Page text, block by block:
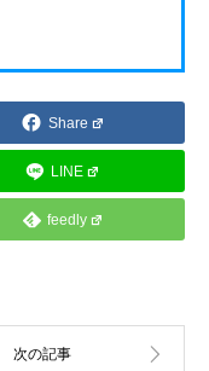
Share
LINE
feedly